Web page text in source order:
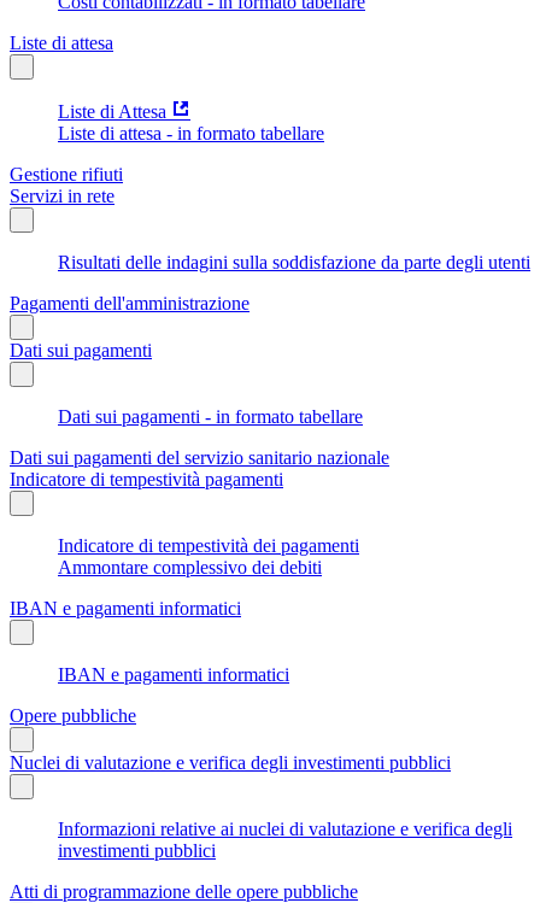
Liste di attesa
Liste di Attesa
Liste di attesa - in formato tabellare
Gestione rifiuti
Servizi in rete
Risultati delle indagini sulla soddisfazione da parte degli utenti
Pagamenti dell'amministrazione
Dati sui pagamenti
Dati sui pagamenti - in formato tabellare
Dati sui pagamenti del servizio sanitario nazionale
Indicatore di tempestività pagamenti
Indicatore di tempestività dei pagamenti
Ammontare complessivo dei debiti
IBAN e pagamenti informatici
IBAN e pagamenti informatici
Opere pubbliche
Nuclei di valutazione e verifica degli investimenti pubblici
Informazioni relative ai nuclei di valutazione e verifica degli
investimenti pubblici
Atti di programmazione delle opere pubbliche